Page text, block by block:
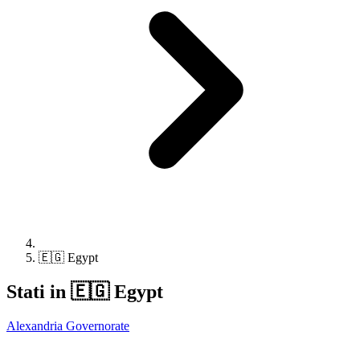
🇪🇬 Egypt
Stati in 🇪🇬 Egypt
Alexandria Governorate